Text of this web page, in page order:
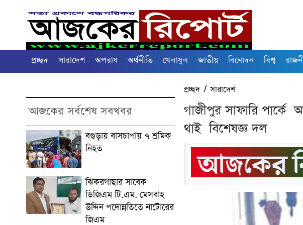
প্রচ্ছদ সারাদেশ অপরাধ অর্থনীতি খেলাধুল জাতীয় বিনোদন বিশ্ব
আজকের সর্বশেষ সবখবর
বগুড়ায় বাসচাপায় ৭ শ্রমিক
নিহত
ঝিকরগাছার সাবেক
ডিজিএম টি.এম. মেসবাহ
উদ্দিন পদোন্নতিতে নাটোরের
জিএম
প্রচ্ছদ/সারাদেশ
গাজীপুর সাফারি পার্কে
থাই বিশেষজ্ঞ দল